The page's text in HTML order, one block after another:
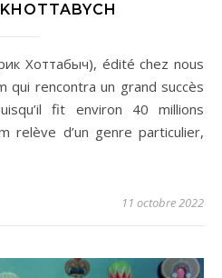
qui rencontra un grand succès
fit environ 40 millions
relève d’un genre particulier,
11 octobre 2022